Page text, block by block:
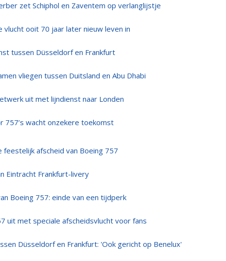
zet Schiphol en Zaventem op verlanglijstje
ooit 70 jaar later nieuw leven in
tussen Düsseldorf en Frankfurt
vliegen tussen Duitsland en Abu Dhabi
uit met lijndienst naar Londen
757’s wacht onzekere toekomst
afscheid van Boeing 757
Eintracht Frankfurt-livery
Boeing 757: einde van een tijdperk
uit met speciale afscheidsvlucht voor fans
Düsseldorf en Frankfurt: 'Ook gericht op Benelux'